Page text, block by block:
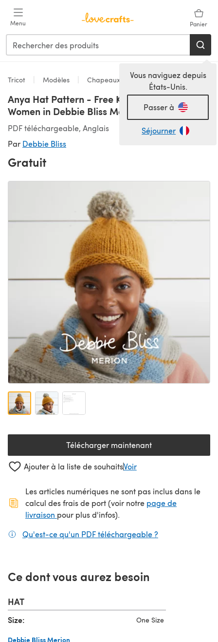
Menu Panier
Vous naviguez depuis
États-Unis.
Passer à
Séjourner
Tricot Modèles Chapeaux
Anya Hat Pattern - Free Knitting Pattern For
Women in Debbie Bliss Merion
PDF téléchargeable, Anglais
Par Debbie Bliss
Gratuit
Télécharger maintenant(s'ouvre dans un nouvel
Ajouter à la liste de souhaitsVoir
Les articles numériques ne sont pas inclus dans le
calcul des frais de port (voir notre page de
livraison (s'ouvre dans un nouvel onglet)
pour plus d'infos).
Qu'est-ce qu'un PDF téléchargeable ?
Ce dont vous aurez besoin
HAT
Size: One Size
Debbie Bliss Merion